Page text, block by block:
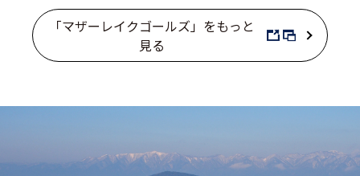
「マザーレイクゴールズ」をもっと
見る